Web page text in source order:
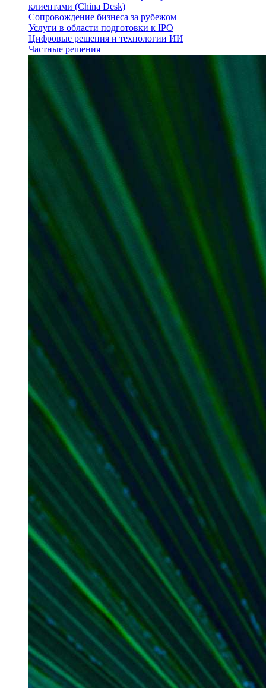
клиентами (China Desk)
Сопровождение бизнеса за рубежом
Услуги в области подготовки к IPO
Цифровые решения и технологии ИИ
Частные решения